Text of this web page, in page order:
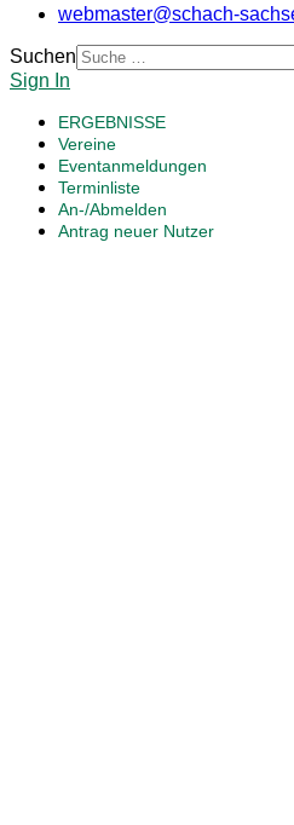
webmaster@schach-
Suchen
Sign In
ERGEBNISSE
Vereine
Eventanmeldungen
Terminliste
An-/Abmelden
Antrag neuer Nutzer